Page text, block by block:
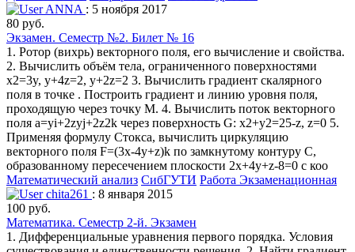
ANNA : 5 ноября 2017
80 руб.
Экзамен. Семестр №2. Билет № 16
1. Ротор (вихрь) векторного поля, его вычисление и свойства.
2. Вычислить объём тела, ограниченного поверхностями
x2=3y, y+4z=2, y+2z=2 3. Вычислить градиент скалярного
поля в точке . Построить градиент и линию уровня поля,
проходящую через точку М. 4. Вычислить поток векторного
поля a=yi+2zyj+2z2k через поверхность G: x2+y2=25-z, z=0 5.
Применяя формулу Стокса, вычислить циркуляцию
векторного поля F=(3x-4y+z)k по замкнутому контуру С,
образованному пересечением плоскости 2x+4y+z-8=0 с коо
Математический анализ СибГУТИ Работа Экзаменационная
chita261 : 8 января 2015
100 руб.
Математика. Семестр 2-й. Экзамен
1. Дифференциальные уравнения первого порядка. Условия